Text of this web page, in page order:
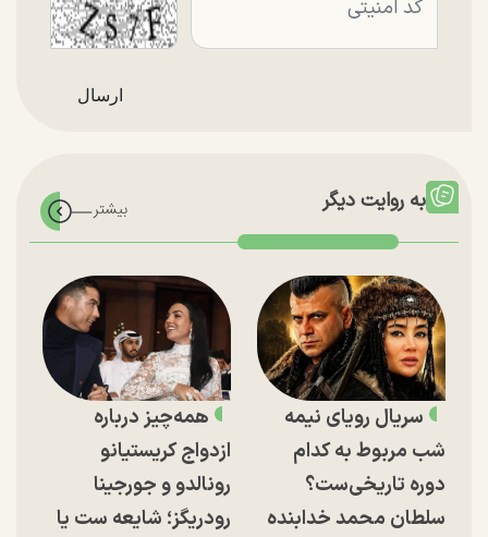
به روایت دیگر
سریال رویای نیمه
شب مربوط به کدام
دوره تاریخی‌ست؟
سلطان محمد خدابنده
همه‌چیز درباره
ازدواج کریستیانو
رونالدو و جورجینا
رودریگز؛ شایعه ست یا